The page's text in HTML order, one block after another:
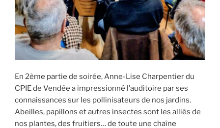
En 2ème partie de soirée, Anne-Lise Charpentier du
CPIE de Vendée a impressionné l’auditoire par ses
connaissances sur les pollinisateurs de nos jardins.
Abeilles, papillons et autres insectes sont les alliés de
nos plantes, des fruitiers… de toute une chaîne